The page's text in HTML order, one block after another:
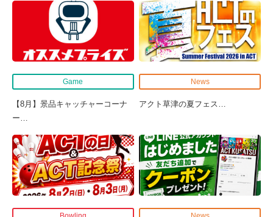
Game
【8月】景品キャッチャーコーナ
ー
News
アクト草津の夏フェス